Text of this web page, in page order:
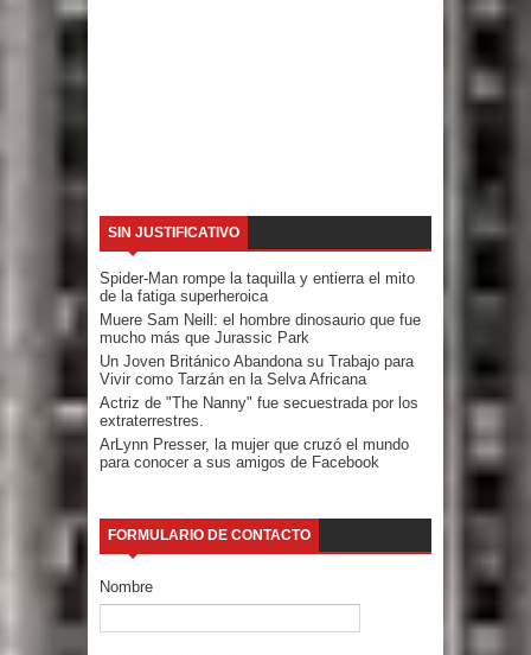
SIN JUSTIFICATIVO
Spider-Man rompe la taquilla y entierra el mito
de la fatiga superheroica
Muere Sam Neill: el hombre dinosaurio que fue
mucho más que Jurassic Park
Un Joven Británico Abandona su Trabajo para
Vivir como Tarzán en la Selva Africana
Actriz de "The Nanny" fue secuestrada por los
extraterrestres.
ArLynn Presser, la mujer que cruzó el mundo
para conocer a sus amigos de Facebook
FORMULARIO DE CONTACTO
Nombre